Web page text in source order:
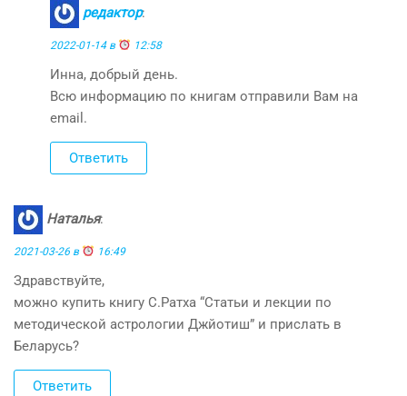
редактор:
2022-01-14 в 12:58
Инна, добрый день.
Всю информацию по книгам отправили Вам на
email.
Ответить
Наталья:
2021-03-26 в 16:49
Здравствуйте,
можно купить книгу С.Ратха “Статьи и лекции по
методической астрологии Джйотиш” и прислать в
Беларусь?
Ответить